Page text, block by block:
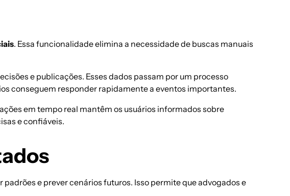
. Essa funcionalidade elimina a necessidade de buscas manuais
e publicações. Esses dados passam por um processo
conseguem responder rapidamente a eventos importantes.
em tempo real mantêm os usuários informados sobre
e confiáveis.
e prever cenários futuros. Isso permite que advogados e